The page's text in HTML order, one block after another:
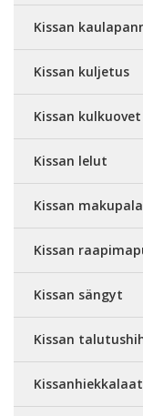
Kissan
Kissan kuljetus
Kissan kulkuovet
Kissan lelut
Kissan
Kissan
Kissan sängyt
Kissan